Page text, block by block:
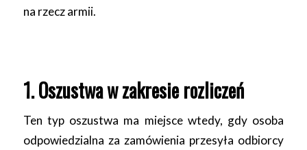
na rzecz armii.
1. Oszustwa w zakresie rozliczeń
Ten typ oszustwa ma miejsce wtedy, gdy osoba
odpowiedzialna za zamówienia przesyła odbiorcy